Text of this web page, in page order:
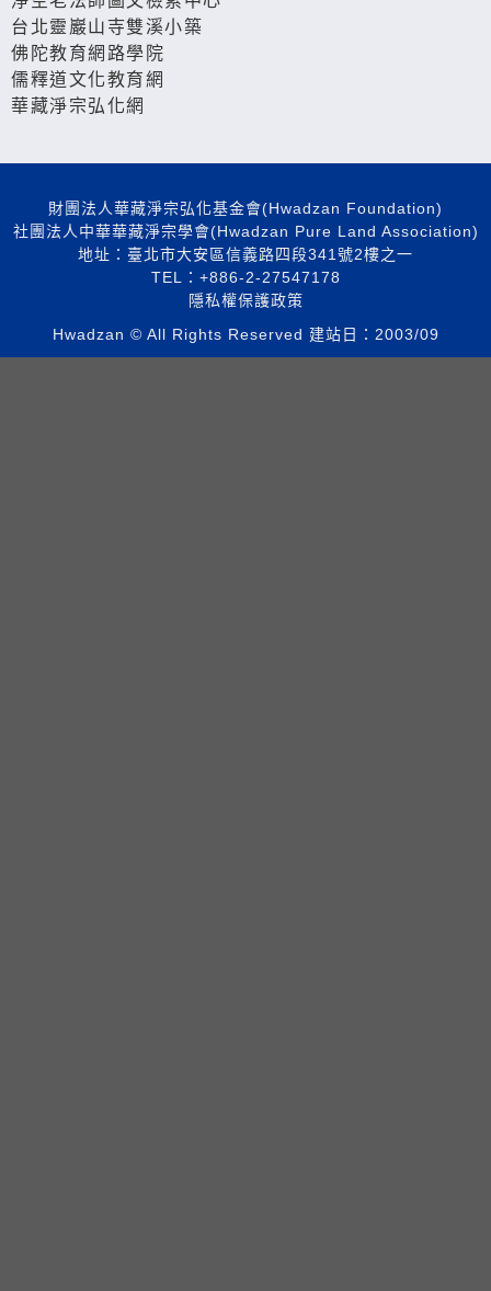
台北靈巖山寺雙溪小築
佛陀教育網路學院
儒釋道文化教育網
華藏淨宗弘化網
財團法人華藏淨宗弘化基金會(Hwadzan Foundation)
社團法人中華華藏淨宗學會(Hwadzan Pure Land Association)
地址：臺北市大安區信義路四段341號2樓之一
TEL：+886-2-27547178
隱私權保護政策
Hwadzan © All Rights Reserved 建站日：2003/09